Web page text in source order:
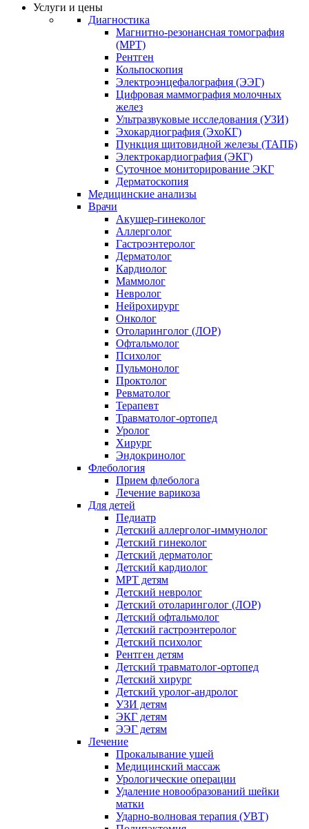
Услуги и цены
Диагностика
Магнитно-резонансная томография
(МРТ)
Рентген
Кольпоскопия
Электроэнцефалография (ЭЭГ)
Цифровая маммография молочных
желез
Ультразвуковые исследования (УЗИ)
Эхокардиография (ЭхоКГ)
Пункция щитовидной железы (ТАПБ)
Электрокардиография (ЭКГ)
Суточное мониторирование ЭКГ
Дерматоскопия
Медицинские анализы
Врачи
Акушер-гинеколог
Аллерголог
Гастроэнтеролог
Дерматолог
Кардиолог
Маммолог
Невролог
Нейрохирург
Онколог
Отоларинголог (ЛОР)
Офтальмолог
Психолог
Пульмонолог
Проктолог
Ревматолог
Терапевт
Травматолог-ортопед
Уролог
Хирург
Эндокринолог
Флебология
Прием флеболога
Лечение варикоза
Для детей
Педиатр
Детский аллерголог-иммунолог
Детский гинеколог
Детский дерматолог
Детский кардиолог
МРТ детям
Детский невролог
Детский отоларинголог (ЛОР)
Детский офтальмолог
Детский гастроэнтеролог
Детский психолог
Рентген детям
Детский травматолог-ортопед
Детский хирург
Детский уролог-андролог
УЗИ детям
ЭКГ детям
ЭЭГ детям
Лечение
Прокалывание ушей
Медицинский массаж
Урологические операции
Удаление новообразований шейки
матки
Ударно-волновая терапия (УВТ)